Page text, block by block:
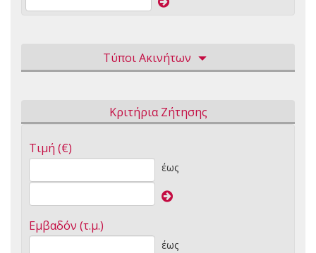
Τύποι Ακινήτων
Κριτήρια Ζήτησης
Τιμή (€)
έως
Εμβαδόν (τ.μ.)
έως